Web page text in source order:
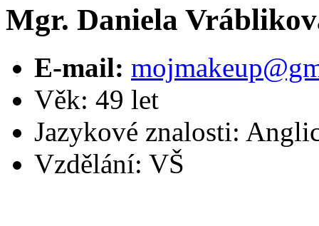
Mgr. Daniela
E-mail:
Věk: 49 let
Jazykové znalosti:
Vzdělání: VŠ